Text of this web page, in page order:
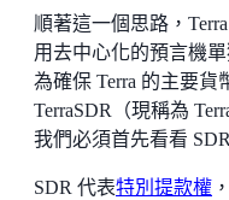
順著這一個思路，
用去中心化的預言機
為確保 Terra 的主要貨
TerraSDR（現稱為
我們必須首先看看
SDR 代表特別提款權